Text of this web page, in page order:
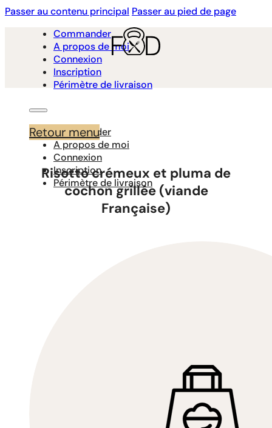
Passer au contenu principal Passer au pied de page
Commander
A propos de moi
Connexion
Inscription
Périmètre de livraison
Commander
A propos de moi
Connexion
Inscription
Périmètre de livraison
Retour menu
Risotto crémeux et pluma de
cochon grillée (viande
Française)